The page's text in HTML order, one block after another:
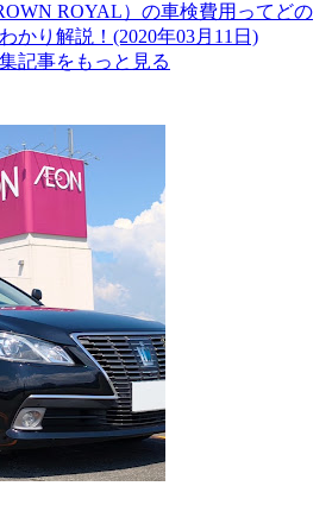
ROYAL）の車検費用ってどの
かり解説！(2020年03月11日)
記事をもっと見る